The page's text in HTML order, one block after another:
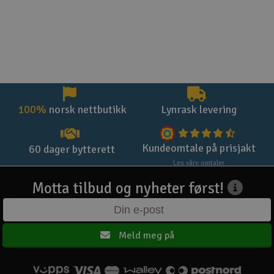
100% norsk nettbutikk Lynrask levering
60 dager bytterett Kundeomtale på prisjakt
Les våre omtaler
Motta tilbud og nyheter først!
Meld meg på